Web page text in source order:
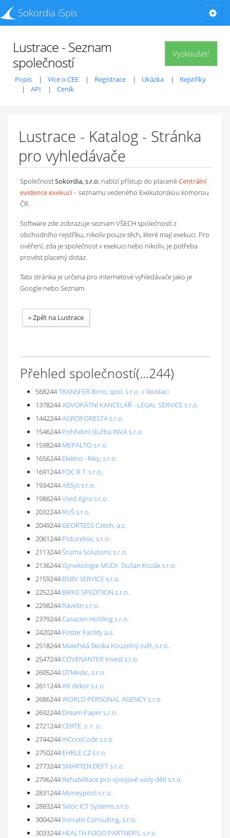
Sokordia iSpis
Vyzkoušet!
Lustrace - Seznam
společností
Popis Více o CEE Registrace Ukázka
Rejstříky
API
Ceník
Lustrace - Katalog - Stránka
pro vyhledávače
SpolečnostSokordia, s.r.o. nabízí přístup do placenéCentrální
evidence exekucí– seznamu vedeného Exekutorskou komorou
ČR.
Software zde zobrazuje seznam VŠECH společností z
obchodního rejstříku, nikoliv pouze těch, které mají exekuci. Pro
ověření, zda je společnost v exekuci nebo nikoliv, je potřeba
provést placený dotaz.
Tato stránka je určena pro internetové vyhledávače jako je
Google nebo Seznam.
»Zpět na Lustrace
Přehled společností(...244)
568244TRANSFER Brno, spol. s r.o. v likvidaci
1378244ADVOKÁTNÍ KANCELÁŘ - LEGAL SERVICE s.r.o.
1442244AGROFORESTA s.r.o.
1546244 Pohřební služba INVA s.r.o.
1598244 MEPALTO s.r.o.
1656244 Elektro - Riky, s.r.o.
1691244 FOC R.T. s.r.o.
1934244AltSys s.r.o.
1986244Vivid Agro s.r.o.
2032244 RUŠ s.r.o.
2049244GEORTESS Czech, a.s.
2061244 Picturelise, s.r.o.
2113244Šruma Solutions s.r.o.
2136244Gynekologie MUDr. Dušan Kozák s.r.o.
2159244 BSBV SERVICE s.r.o.
2252244 BIRKE SPEDITION s.r.o.
2298244 Ravelin s.r.o.
2379244Casacon Holding s.r.o.
2420244 Foster Facility a.s.
2518244 Mateřská školka Kouzelný svět, s.r.o.
2547244COVENANTER Invest s.r.o.
2605244 DTMedic, s.r.o.
2611244AR dekor s.r.o.
2686244WORLD PERSONAL AGENCY s.r.o.
2692244 Dream Paper s.r.o.
2721244CERTE, s. r. o.
2744244 mCoreCode s.r.o.
2750244 EHRLE CZ s.r.o.
2773244SMARTEN DEFT s.r.o.
2796244 Rehabilitace pro vývojové vady dětí s.r.o.
2831244 Moneypool s.r.o.
2883244Seloc ICT Systems s.r.o.
3004244 Inovatis Consulting, s.r.o.
3033244 HEALTH FOOD PARTNERS, s.r.o.